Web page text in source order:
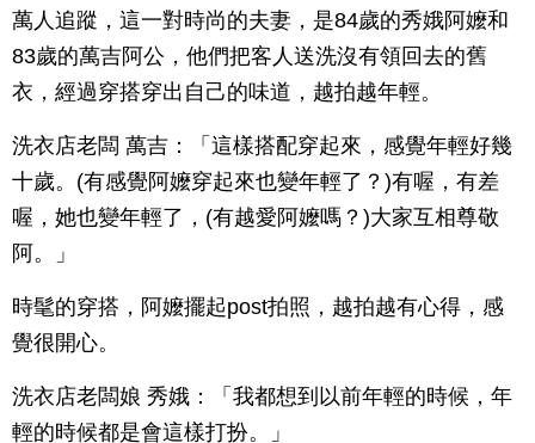
萬人追蹤，這一對時尚的夫妻，是84歲的秀娥阿嬤和
83歲的萬吉阿公，他們把客人送洗沒有領回去的舊
衣，經過穿搭穿出自己的味道，越拍越年輕。
洗衣店老闆 萬吉：「這樣搭配穿起來，感覺年輕好幾
十歲。(有感覺阿嬤穿起來也變年輕了？)有喔，有差
喔，她也變年輕了，(有越愛阿嬤嗎？)大家互相尊敬
阿。」
時髦的穿搭，阿嬤擺起post拍照，越拍越有心得，感
覺很開心。
洗衣店老闆娘 秀娥：「我都想到以前年輕的時候，年
輕的時候都是會這樣打扮。」